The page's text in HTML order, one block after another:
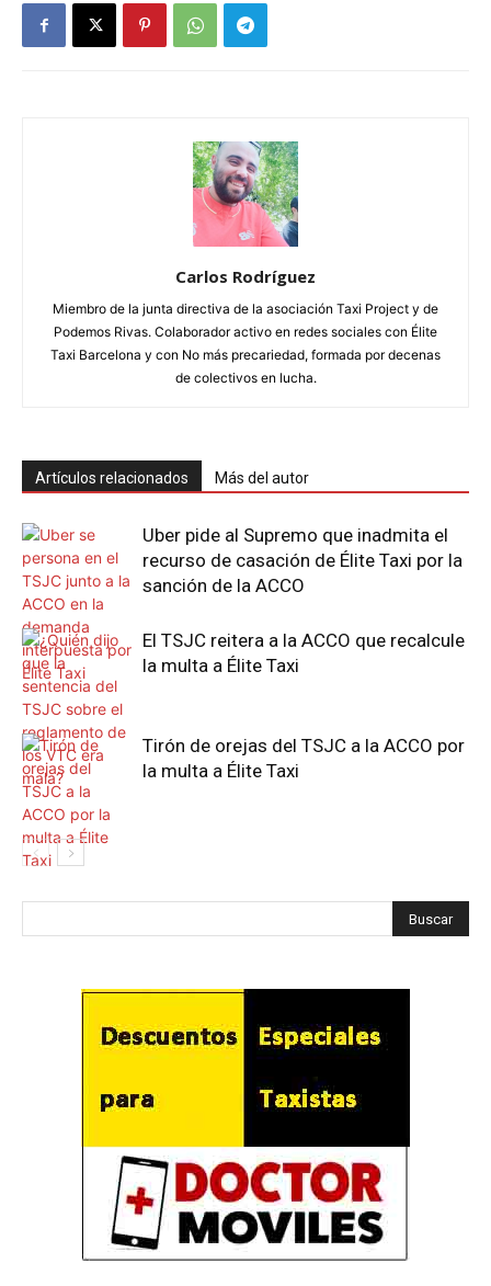
Carlos Rodríguez
Miembro de la junta directiva de la asociación Taxi Project y de
Podemos Rivas. Colaborador activo en redes sociales con Élite
Taxi Barcelona y con No más precariedad, formada por decenas
de colectivos en lucha.
Artículos relacionados Más del autor
Uber pide al Supremo que inadmita el
recurso de casación de Élite Taxi por la
sanción de la ACCO
El TSJC reitera a la ACCO que recalcule
la multa a Élite Taxi
Tirón de orejas del TSJC a la ACCO por
la multa a Élite Taxi